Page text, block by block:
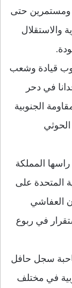
ومستمرين حتى
والاستقلال
قيادة وشعب
في دحر
الجنوبية
المملكة
المتحدة على
العفاشي
في ربوع
سجل حافل
في مختلف